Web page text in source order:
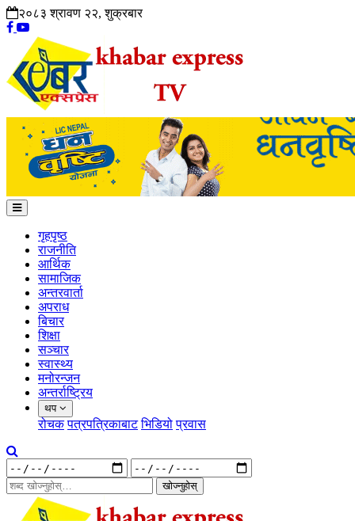
२०८३ श्रावण २२, शुक्रबार
गृहपृष्ठ
राजनीति
आर्थिक
सामाजिक
अन्तरवार्ता
अपराध
बिचार
शिक्षा
सञ्चार
स्वास्थ्य
मनोरन्जन
अन्तर्राष्ट्रिय
थप
रोचक पत्रपत्रिकाबाट भिडियो प्रवास
खोज्नुहोस्